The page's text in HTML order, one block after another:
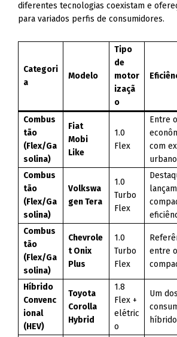
diferentes tecnologias coexistam e
para variados perfis de consumidores.
Categori
a
Modelo
Tipo
de
motor
izaçã
o
Combus
tão
(Flex/Ga
solina)
Fiat
Mobi
Like
1.0
Flex
Entre
com
urbano
Combus
tão
(Flex/Ga
solina)
Volkswa
gen Tera
1.0
Turbo
Flex
Combus
tão
(Flex/Ga
solina)
Chevrole
t Onix
Plus
1.0
Turbo
Flex
entre
Híbrido
Convenc
ional
(HEV)
Toyota
Corolla
Hybrid
1.8
Flex +
elétric
o
Um